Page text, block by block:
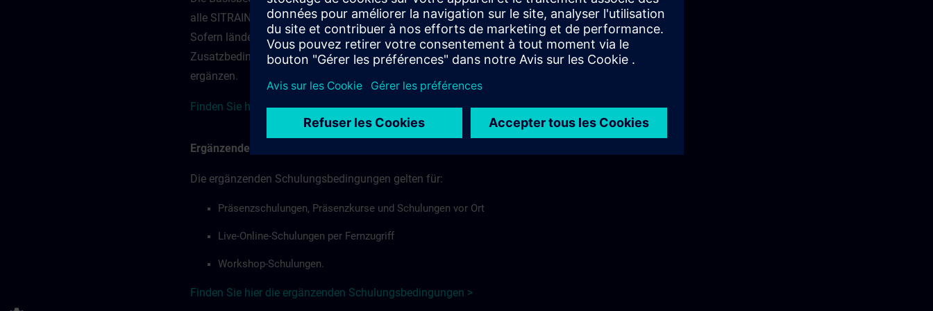
alle SITRAIN Angebote – unabhängig von deren Form oder Bereitstellungsart.
Sofern länderspezifische Vorschriften gelten, können einzelne länderspezifische
Zusatzbedingungen entsprechend von den Basisbedingungen abweichen oder diese
ergänzen.
Finden Sie hier die Basisbedingungen für Deutschland >
Ergänzende Bedingungen für Schulungen
Die ergänzenden Schulungsbedingungen gelten für:
Präsenzschulungen, Präsenzkurse und Schulungen vor Ort
Live-Online-Schulungen per Fernzugriff
Workshop-Schulungen.
Finden Sie hier die ergänzenden Schulungsbedingungen >